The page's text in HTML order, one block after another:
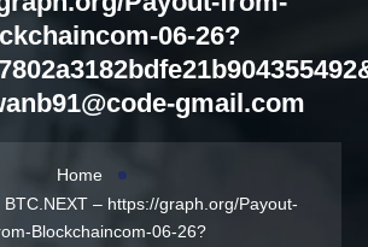
06-26?
gmail.com
Home
BTC.NEXT – https://graph.org/Payout-
Blockchaincom-06-26?